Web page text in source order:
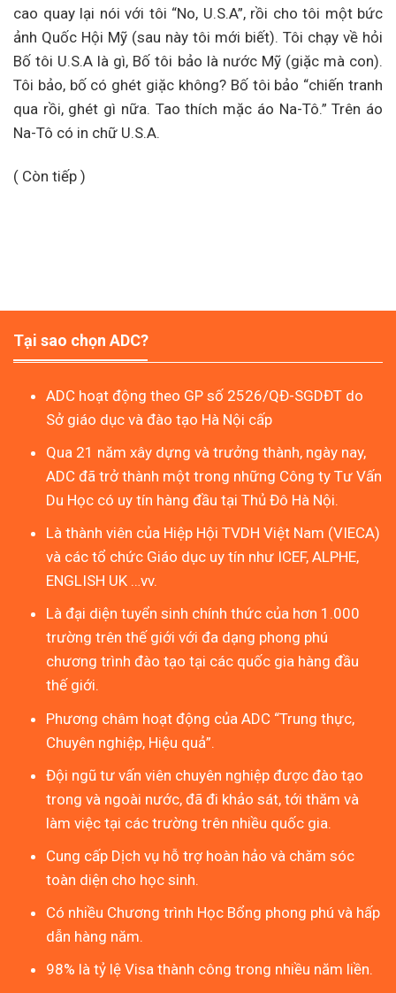
cao quay lại nói với tôi “No, U.S.A”, rồi cho tôi một bức
ảnh Quốc Hội Mỹ (sau này tôi mới biết). Tôi chạy về hỏi
Bố tôi U.S.A là gì, Bố tôi bảo là nước Mỹ (giặc mà con).
Tôi bảo, bố có ghét giặc không? Bố tôi bảo “chiến tranh
qua rồi, ghét gì nữa. Tao thích mặc áo Na-Tô.” Trên áo
Na-Tô có in chữ U.S.A.
( Còn tiếp )
Tại sao chọn ADC?
ADC hoạt động theo GP số 2526/QĐ-SGDĐT do
Sở giáo dục và đào tạo Hà Nội cấp
Qua 21 năm xây dựng và trưởng thành, ngày nay,
ADC đã trở thành một trong những Công ty Tư Vấn
Du Học có uy tín hàng đầu tại Thủ Đô Hà Nội.
Là thành viên của Hiệp Hội TVDH Việt Nam (VIECA)
và các tổ chức Giáo dục uy tín như ICEF, ALPHE,
ENGLISH UK …vv.
Là đại diện tuyển sinh chính thức của hơn 1.000
trường trên thế giới với đa dạng phong phú
chương trình đào tạo tại các quốc gia hàng đầu
thế giới.
Phương châm hoạt động của ADC “Trung thực,
Chuyên nghiệp, Hiệu quả”.
Đội ngũ tư vấn viên chuyên nghiệp được đào tạo
trong và ngoài nước, đã đi khảo sát, tới thăm và
làm việc tại các trường trên nhiều quốc gia.
Cung cấp Dịch vụ hỗ trợ hoàn hảo và chăm sóc
toàn diện cho học sinh.
Có nhiều Chương trình Học Bổng phong phú và hấp
dẫn hàng năm.
98% là tỷ lệ Visa thành công trong nhiều năm liền.